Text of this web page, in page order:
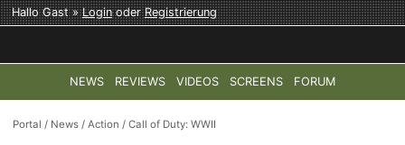
Hallo Gast »LoginoderRegistrierung
NEWS REVIEWS VIDEOS SCREENS FORUM
TOP-THEMEN: COD: MODERN WARFARE 4 HALO:
Portal / News /Action /Call of Duty: WWII